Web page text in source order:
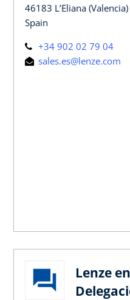
46183 L’Eliana (Valencia)
Spain
+34 902 02 79 04
sales.es@lenze.com
Lenze